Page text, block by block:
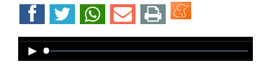
Error loading media: File could not
be played